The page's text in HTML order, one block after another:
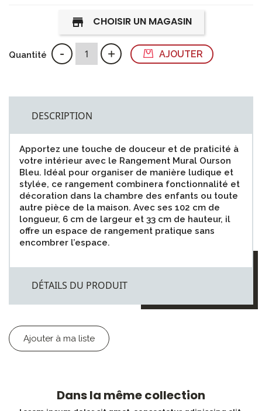
store CHOISIR UN MAGASIN
Quantité - + AJOUTER
DESCRIPTION
Apportez une touche de douceur et de praticité à
votre intérieur avec le Rangement Mural Ourson
Bleu. Idéal pour organiser de manière ludique et
stylée, ce rangement combinera fonctionnalité et
décoration dans la chambre des enfants ou toute
autre pièce de la maison. Avec ses 102 cm de
longueur, 6 cm de largeur et 33 cm de hauteur, il
offre un espace de rangement pratique sans
encombrer l’espace.
DÉTAILS DU PRODUIT
Ajouter à ma liste
Dans la même collection